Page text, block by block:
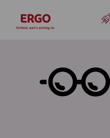
zur Startseite